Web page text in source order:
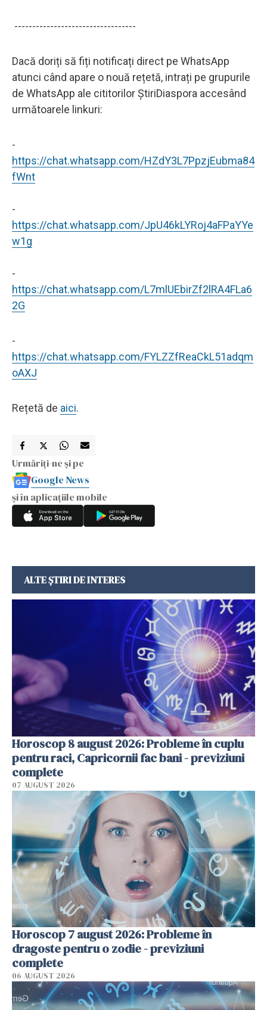
----------------------------------
Dacă doriți să fiți notificați direct pe WhatsApp
atunci când apare o nouă rețetă, intrați pe grupurile
de WhatsApp ale cititorilor ȘtiriDiaspora accesând
următoarele linkuri:
-
https://chat.whatsapp.com/HZdY3L7PpzjEubma84
fWnt
-
https://chat.whatsapp.com/JpU46kLYRoj4aFPaYYe
w1g
-
https://chat.whatsapp.com/L7mlUEbirZf2lRA4FLa6
2G
-
https://chat.whatsapp.com/FYLZZfReaCkL51adqm
oAXJ
Rețetă de aici.
Urmăriți-ne și pe
Google News
și în aplicațiile mobile
ALTE ȘTIRI DE INTERES
Horoscop 8 august 2026: Probleme în cuplu
pentru raci, Capricornii fac bani - previziuni
complete
07 AUGUST 2026
Horoscop 7 august 2026: Probleme în
dragoste pentru o zodie - previziuni
complete
06 AUGUST 2026